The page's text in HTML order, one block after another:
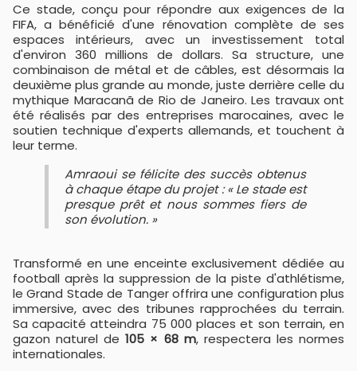
Ce stade, conçu pour répondre aux exigences de la
FIFA, a bénéficié d'une rénovation complète de ses
espaces intérieurs, avec un investissement total
d'environ 360 millions de dollars. Sa structure, une
combinaison de métal et de câbles, est désormais la
deuxième plus grande au monde, juste derrière celle du
mythique Maracanã de Rio de Janeiro. Les travaux ont
été réalisés par des entreprises marocaines, avec le
soutien technique d'experts allemands, et touchent à
leur terme.
Amraoui se félicite des succès obtenus
à chaque étape du projet : « Le stade est
presque prêt et nous sommes fiers de
son évolution. »
Transformé en une enceinte exclusivement dédiée au
football après la suppression de la piste d'athlétisme,
le Grand Stade de Tanger offrira une configuration plus
immersive, avec des tribunes rapprochées du terrain.
Sa capacité atteindra 75 000 places et son terrain, en
gazon naturel de 105 × 68 m, respectera les normes
internationales.